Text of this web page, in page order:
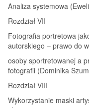
Analiza systemowa
Rozdział VII
Fotografia portretowa
autorskiego – prawo do
osoby sportretowanej a
fotografii (Dominika
Rozdział VIII
Wykorzystanie maski